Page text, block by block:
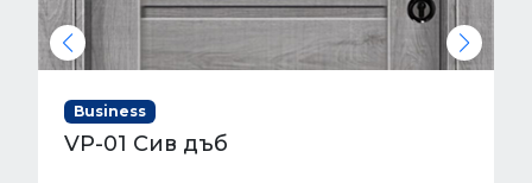
Business
VP-01 Алабама